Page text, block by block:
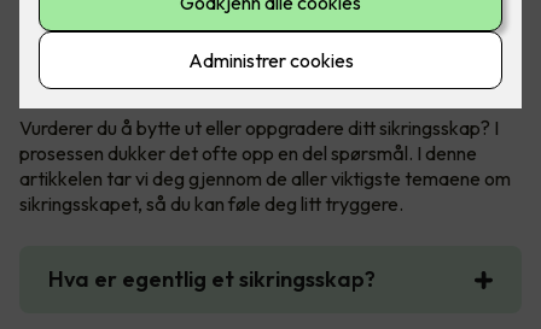
Få full kontroll over ditt sikringsskap
Vurderer du å bytte ut eller oppgradere ditt sikringsskap? I
prosessen dukker det ofte opp en del spørsmål. I denne
artikkelen tar vi deg gjennom de aller viktigste temaene om
sikringsskapet, så du kan føle deg litt tryggere.
Hva er egentlig et sikringsskap?